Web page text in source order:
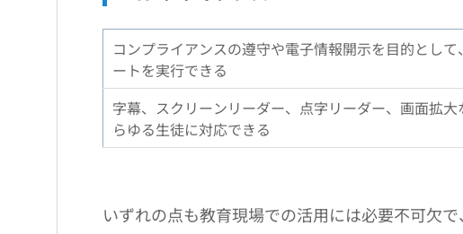
コンプライアンスの遵守や電子情報開示を目的とし
ートを実行できる
字幕、スクリーンリーダー、点字リーダー、画面拡
らゆる生徒に対応できる
いずれの点も教育現場での活用には必要不可欠